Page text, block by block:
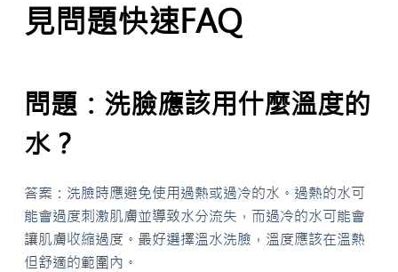
見問題快速FAQ
問題：洗臉應該用什麼溫度的
水？
答案：洗臉時應避免使用過熱或過冷的水。過熱的水可
能會過度刺激肌膚並導致水分流失，而過冷的水可能會
讓肌膚收縮過度。最好選擇溫水洗臉，溫度應該在溫熱
但舒適的範圍內。